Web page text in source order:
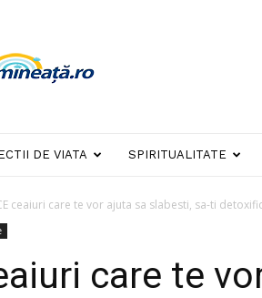
dimineata
DE VIATA SPIRITUALITATE
ceaiuri care te vor ajuta sa slabesti, sa-ti
care te